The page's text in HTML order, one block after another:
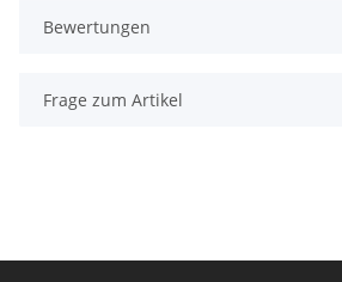
Bewertungen
Frage zum Artikel